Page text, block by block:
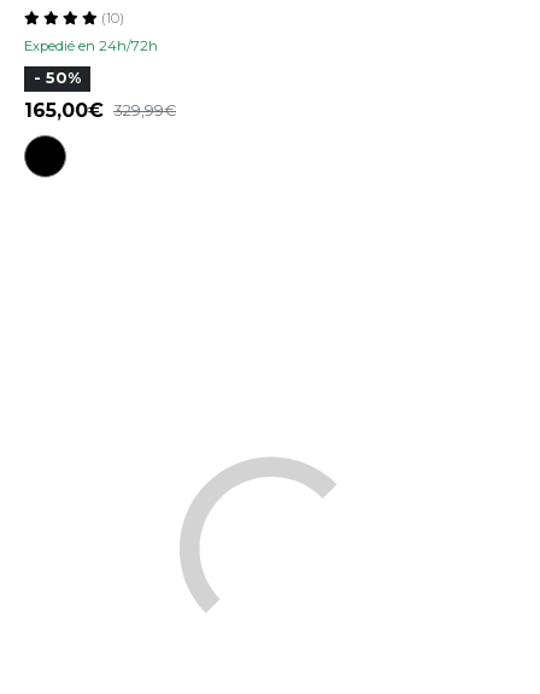
Expedié en 24h/72h
(10)
- 50%
165,00 329,99